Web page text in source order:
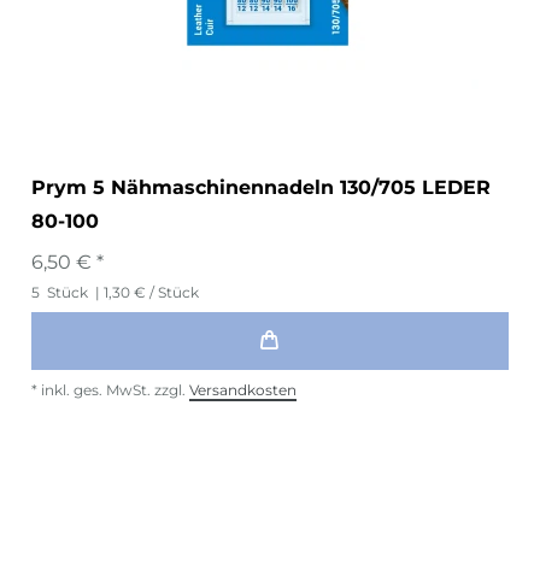
Prym 5 Nähmaschinennadeln 130/705 LEDER
80-100
6,50 € *
5 Stück | 1,30 € / Stück
* inkl. ges. MwSt. zzgl. Versandkosten